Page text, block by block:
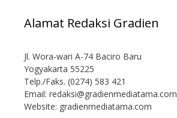
Alamat Redaksi Gradien
Jl. Wora-wari A-74 Baciro Baru
Yogyakarta 55225
Telp./Faks. (0274) 583 421
Email: redaksi@gradienmediatama.com
Website: gradienmediatama.com